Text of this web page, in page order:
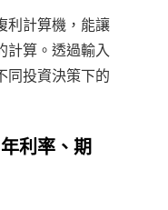
利計算機，能讓
計算。透過輸入
同投資決策下的
利率、期